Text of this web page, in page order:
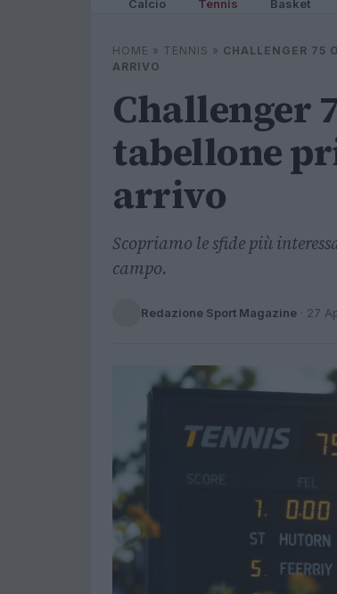
Calcio Tennis Basket
HOME » TENNIS » CHALLENGER 75
ARRIVO
Challenger
tabellone
arrivo
Scopriamo le sfide più
campo.
Redazione Sport Magazine · 27